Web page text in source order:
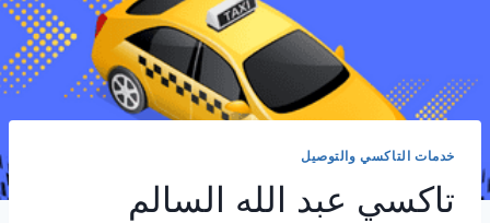
خدمات التاكسي والتوصيل
تاكسي عبد الله السالم